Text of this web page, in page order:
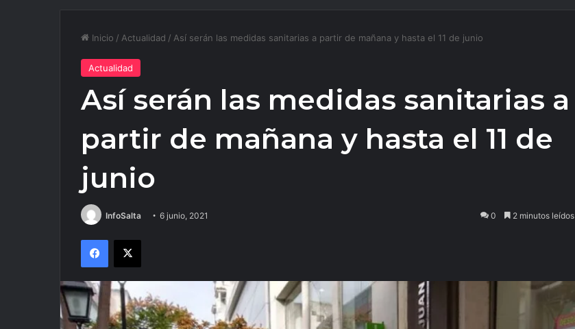
Inicio / Actualidad / Así serán las medidas sanitarias a partir de mañana y hasta el 11 de junio
Actualidad
Así serán las medidas sanitarias a
partir de mañana y hasta el 11 de
junio
InfoSalta 6 junio, 2021 0 2 minutos leídos
Facebook
X